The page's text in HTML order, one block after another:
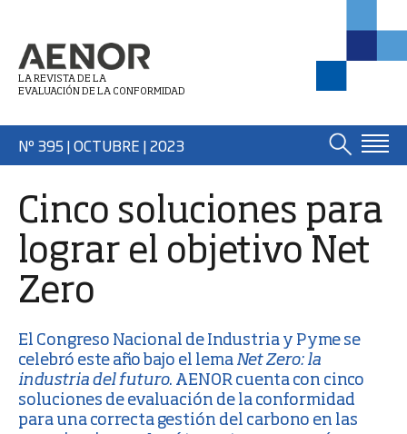
LA REVISTA DE LA
EVALUACIÓN DE LA CONFORMIDAD
Nº 395 | OCTUBRE | 2023
Cinco soluciones para
lograr el objetivo Net
Zero
El Congreso Nacional de Industria y Pyme se
celebró este año bajo el lema Net Zero: la
industria del futuro. AENOR cuenta con cinco
soluciones de evaluación de la conformidad
para una correcta gestión del carbono en las